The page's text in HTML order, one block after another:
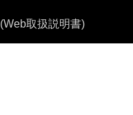
(Web取扱説明書)